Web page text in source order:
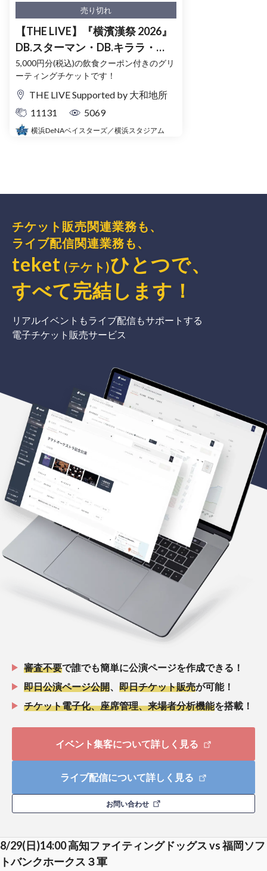
売り切れ
【THE LIVE】『横濱漢祭 2026』
DB.スターマン・DB.キララ・
BART&CHAPYのグリーティング
イベント
5,000円分(税込)の飲食クーポン付きのグリ
ーティングチケットです！
THE LIVE Supported by 大和地所
11131
5069
横浜DeNAベイスターズ／横浜スタジアム
チケット販売関連業務も、
ライブ配信関連業務も、
teket (テケト)ひとつで、
すべて完結 します ！
リアルイベントもライブ配信もサポートする
電子チケット販売サービス
審査不要で誰でも簡単に公演ページを作成できる！
即日公演ページ公開
即日チケット販売が可能！
チケット電子化、座席管理、来場者分析機能を搭載！
イベント集客について詳しく見る
ライブ配信について詳しく見る
お問い合わせ
8/29(日)14:00 高知ファイティングドッグス vs 福岡ソフ
トバンクホークス３軍